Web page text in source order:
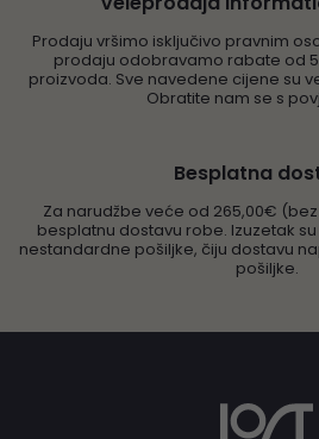
Prodaju vršimo isključivo pravnim
prodaju odobravamo rabate od
proizvoda. Sve navedene cijene su
Obratite nam se s
Besplatna
Za narudžbe veće od 265,00€
besplatnu dostavu robe. Izuzetak
nestandardne pošiljke, čiju dostavu
pošiljke.